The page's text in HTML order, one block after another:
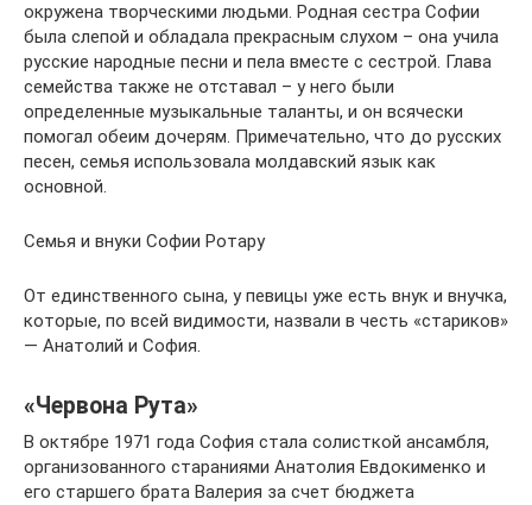
окружена творческими людьми. Родная сестра Софии
была слепой и обладала прекрасным слухом – она учила
русские народные песни и пела вместе с сестрой. Глава
семейства также не отставал – у него были
определенные музыкальные таланты, и он всячески
помогал обеим дочерям. Примечательно, что до русских
песен, семья использовала молдавский язык как
основной.
Семья и внуки Софии Ротару
От единственного сына, у певицы уже есть внук и внучка,
которые, по всей видимости, назвали в честь «стариков»
— Анатолий и София.
«Червона Рута»
В октябре 1971 года София стала солисткой ансамбля,
организованного стараниями Анатолия Евдокименко и
его старшего брата Валерия за счет бюджета